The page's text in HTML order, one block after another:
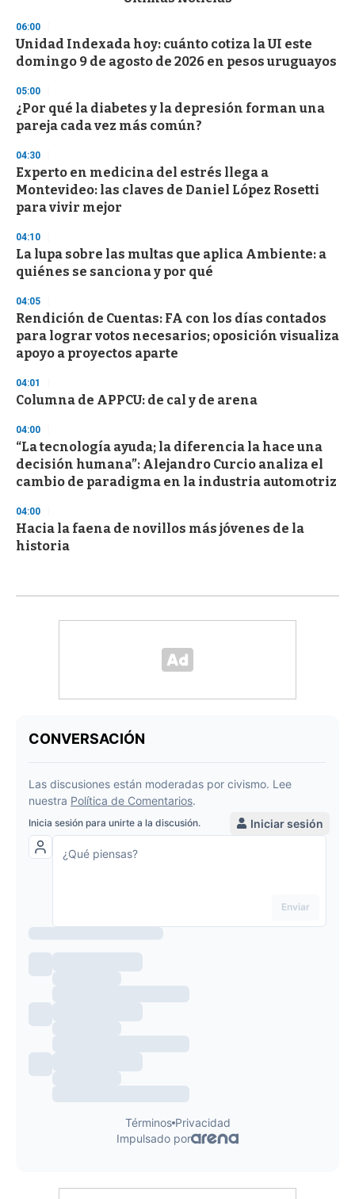
d
s
o
f
3
s
e
c
n
d
s
06:00
Unidad Indexada hoy: cuánto cotiza la UI este
domingo 9 de agosto de 2026 en pesos uruguayos
05:00
¿Por qué la diabetes y la depresión forman una
pareja cada vez más común?
04:30
Experto en medicina del estrés llega a
Montevideo: las claves de Daniel López Rosetti
para vivir mejor
04:10
La lupa sobre las multas que aplica Ambiente: a
quiénes se sanciona y por qué
04:05
Rendición de Cuentas: FA con los días contados
para lograr votos necesarios; oposición visualiza
apoyo a proyectos aparte
04:01
Columna de APPCU: de cal y de arena
04:00
“La tecnología ayuda; la diferencia la hace una
decisión humana”: Alejandro Curcio analiza el
cambio de paradigma en la industria automotriz
04:00
Hacia la faena de novillos más jóvenes de la
historia